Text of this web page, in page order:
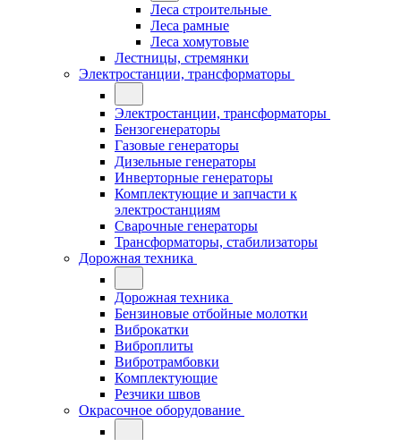
Леса строительные
Леса рамные
Леса хомутовые
Лестницы, стремянки
Электростанции, трансформаторы
Электростанции, трансформаторы
Бензогенераторы
Газовые генераторы
Дизельные генераторы
Инверторные генераторы
Комплектующие и запчасти к
электростанциям
Сварочные генераторы
Трансформаторы, стабилизаторы
Дорожная техника
Дорожная техника
Бензиновые отбойные молотки
Виброкатки
Виброплиты
Вибротрамбовки
Комплектующие
Резчики швов
Окрасочное оборудование